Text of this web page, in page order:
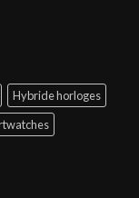
Hybride horloges